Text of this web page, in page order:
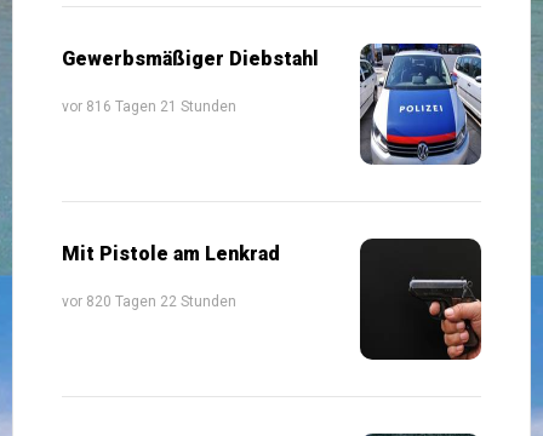
Gewerbsmäßiger Diebstahl
vor 816 Tagen 21 Stunden
Mit Pistole am Lenkrad
vor 820 Tagen 22 Stunden